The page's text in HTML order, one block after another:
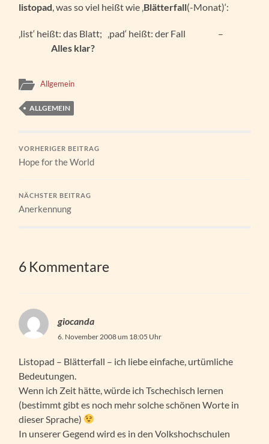
listopad , was so viel heißt wie ‚ Blätterfall(-Monat)‘:
‚list‘ heißt: das Blatt; ‚pad‘ heißt: der Fall –
Alles klar?
Allgemein
ALLGEMEIN
VORHERIGER BEITRAG
Hope for the World
NÄCHSTER BEITRAG
Anerkennung
6 Kommentare
giocanda
6. November 2008 um 18:05 Uhr
Listopad – Blätterfall – ich liebe einfache, urtümliche
Bedeutungen.
Wenn ich Zeit hätte, würde ich Tschechisch lernen
(bestimmt gibt es noch mehr solche schönen Worte in
dieser Sprache)
In unserer Gegend wird es in den Volkshochschulen